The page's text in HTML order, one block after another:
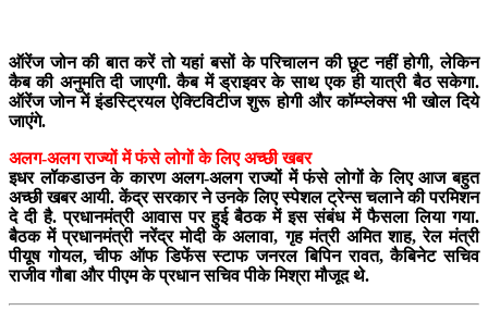
ऑरेंज जोन की बात करें तो यहां बसों के परिचालन की छूट नहीं होगी, लेकिन
कैब की अनुमति दी जाएगी. कैब में ड्राइवर के साथ एक ही यात्री बैठ सकेगा.
ऑरेंज जोन में इंडस्ट्रियल ऐक्टिविटीज शुरू होगी और कॉम्प्लेक्स भी खोल दिये
जाएंगे.
अलग-अलग राज्‍यों में फंसे लोगों के लिए अच्छी खबर
इधर लॉकडाउन के कारण अलग-अलग राज्‍यों में फंसे लोगों के लिए आज बहुत
अच्छी खबर आयी. केंद्र सरकार ने उनके लिए स्‍पेशल ट्रेन्‍स चलाने की परमिशन
दे दी है. प्रधानमंत्री आवास पर हुई बैठक में इस संबंध में फैसला लिया गया.
बैठक में प्रधानमंत्री नरेंद्र मोदी के अलावा, गृह मंत्री अमित शाह, रेल मंत्री
पीयूष गोयल, चीफ ऑफ डिफेंस स्‍टाफ जनरल बिपिन रावत, कैबिनेट सचिव
राजीव गौबा और पीएम के प्रधान सचिव पीके मिश्रा मौजूद थे.